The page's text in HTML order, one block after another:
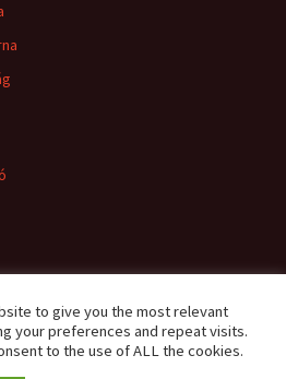
to give you the most relevant
your preferences and repeat visits.
to the use of ALL the cookies.